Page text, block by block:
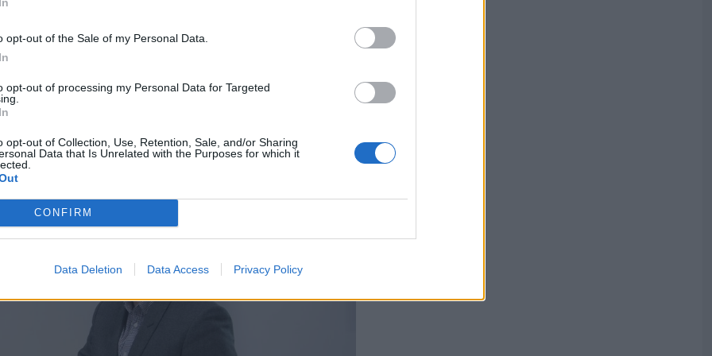
opt-out of the Sale of my Personal Data.
opt-out of processing my Personal Data for Targeted
opt-out of Collection, Use, Retention, Sale, and/or Sharing
Data that Is Unrelated with the Purposes for which it
CONFIRM
Data Deletion Data Access Privacy Policy
forgó klímaváltozás hatásait
javaslatokat is társítanak: alkalmazási
vonatkozásában.